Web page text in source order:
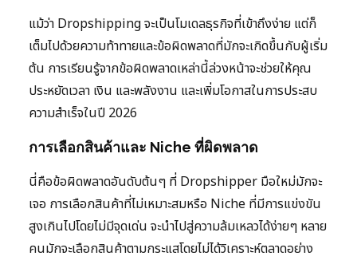
แม้ว่า Dropshipping จะเป็นโมเดลธุรกิจที่เข้าถึงง่าย แต่ก็
เต็มไปด้วยความท้าทายและข้อผิดพลาดที่มักจะเกิดขึ้นกับผู้เริ่ม
ต้น การเรียนรู้จากข้อผิดพลาดเหล่านี้ล่วงหน้าจะช่วยให้คุณ
ประหยัดเวลา เงิน และพลังงาน และเพิ่มโอกาสในการประสบ
ความสำเร็จในปี 2026
การเลือกสินค้าและ Niche ที่ผิดพลาด
นี่คือข้อผิดพลาดอันดับต้นๆ ที่ Dropshipper มือใหม่มักจะ
เจอ การเลือกสินค้าที่ไม่เหมาะสมหรือ Niche ที่มีการแข่งขัน
สูงเกินไปโดยไม่มีจุดเด่น จะนำไปสู่ความล้มเหลวได้ง่ายๆ หลาย
คนมักจะเลือกสินค้าตามกระแสโดยไม่ได้วิเคราะห์ตลาดอย่าง